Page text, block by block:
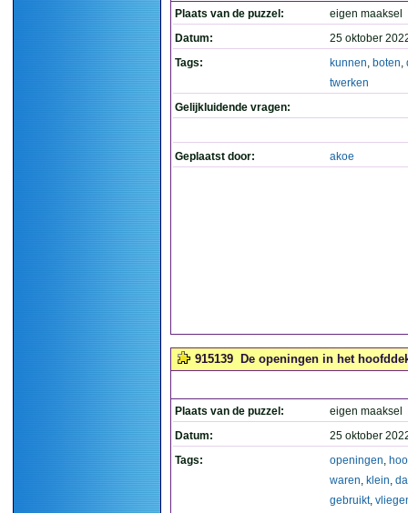
Plaats van de puzzel:
eigen maaksel
Datum:
25 oktober
Tags:
kunnen, boten,
twerken
Gelijkluidende vragen:
Geplaatst door: akoe
915139 De openingen in het
Plaats van de puzzel:
eigen maaksel
Datum:
25 oktober
Tags:
openingen,
waren, klein,
gebruikt,